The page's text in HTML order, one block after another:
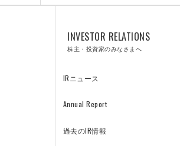
INVESTOR RELATIONS
株主・投資家のみなさまへ
IRニュース
Annual Report
過去のIR情報